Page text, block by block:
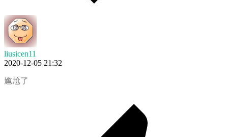
liusicen11
2020-12-05 21:32
尴尬了